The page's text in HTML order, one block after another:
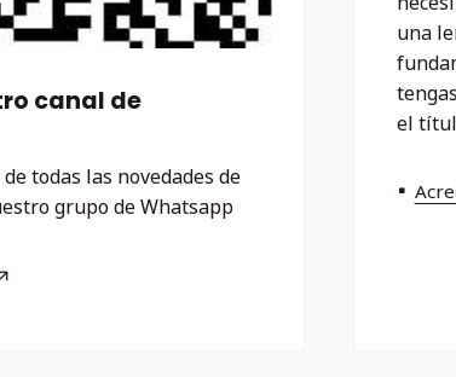
canal de
todas las novedades de
grupo de Whatsapp
una
el